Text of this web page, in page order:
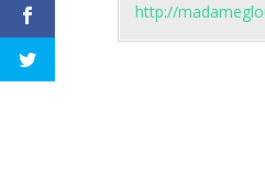
http://